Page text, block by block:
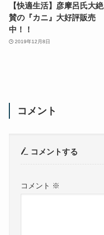
【快適生活】彦摩呂氏大絶
賛の『カニ』大好評販売
中！！
2019年12月8日
コメント
コメントする
コメント ※